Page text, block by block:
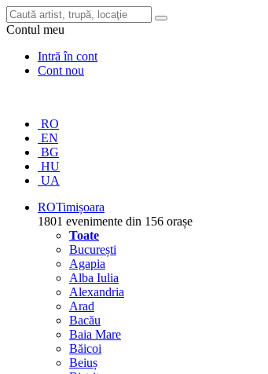
Contul meu
Intră în cont
Cont nou
RO
EN
BG
HU
UA
ROTimișoara
1801 evenimente din 156 orașe
Toate
București
Agapia
Alba Iulia
Alexandria
Arad
Bacău
Baia Mare
Băicoi
Beiuș